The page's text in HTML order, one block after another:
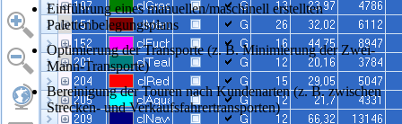
Einführung eines manuellen/maschinell erstellten
Palettenbelegungsplans
Optimierung der Transporte (z. B. Minimierung der Zwei-
Mann-Transporte)
Bereinigung der Touren nach Kundenarten (z. B. zwischen
Strecken- und Verkaufsfahrertransporten)